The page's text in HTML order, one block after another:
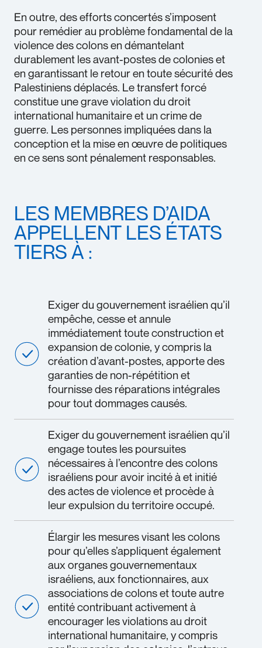
En outre, des efforts concertés s’imposent
pour remédier au problème fondamental de la
violence des colons en démantelant
durablement les avant-postes de colonies et
en garantissant le retour en toute sécurité des
Palestiniens déplacés. Le transfert forcé
constitue une grave violation du droit
international humanitaire et un crime de
guerre. Les personnes impliquées dans la
conception et la mise en œuvre de politiques
en ce sens sont pénalement responsables.
LES MEMBRES D’AIDA
APPELLENT LES ÉTATS
TIERS À :
Exiger du gouvernement israélien qu’il
empêche, cesse et annule
immédiatement toute construction et
expansion de colonie, y compris la
création d’avant-postes, apporte des
garanties de non-répétition et
fournisse des réparations intégrales
pour tout dommages causés.
Exiger du gouvernement israélien qu’il
engage toutes les poursuites
nécessaires à l’encontre des colons
israéliens pour avoir incité à et initié
des actes de violence et procède à
leur expulsion du territoire occupé.
Élargir les mesures visant les colons
pour qu’elles s’appliquent également
aux organes gouvernementaux
israéliens, aux fonctionnaires, aux
associations de colons et toute autre
entité contribuant activement à
encourager les violations au droit
international humanitaire, y compris